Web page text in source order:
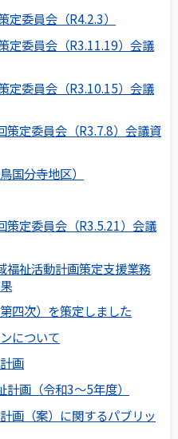
委員会（R4.2.3）
定委員会（R3.11.19）会議
定委員会（R3.10.15）会議
定委員会（R3.7.8）会議資
国分寺地区）
定委員会（R3.5.21）会議
福祉活動計画策定支援業務
四次）を策定しました
について
画
画（令和3～5年度）
画（案）に関するパブリッ